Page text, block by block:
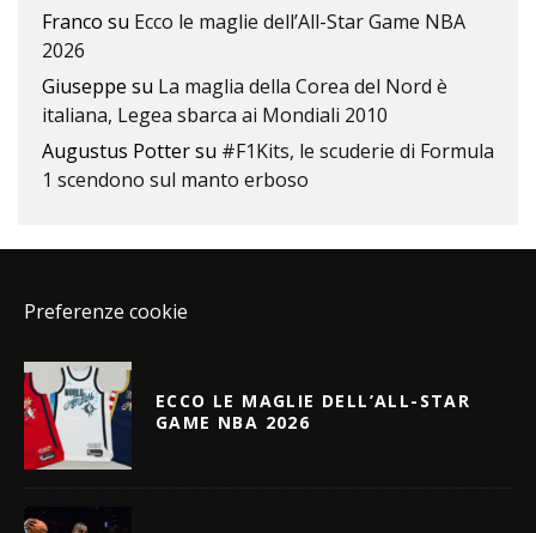
Franco su Ecco le maglie dell’All-Star Game NBA
2026
Giuseppe su La maglia della Corea del Nord è
italiana, Legea sbarca ai Mondiali 2010
Augustus Pottersu #F1Kits, le scuderie di Formula
1 scendono sul manto erboso
Preferenze cookie
ECCO LE MAGLIE DELL’ALL-STAR
GAME NBA 2026